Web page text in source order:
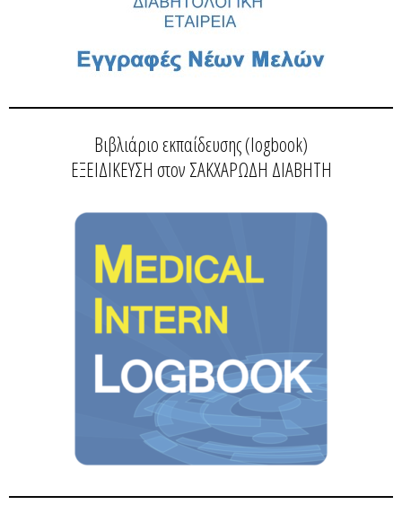
Βιβλιάριο εκπαίδευσης (logbook)
ΕΞΕΙΔΙΚΕΥΣΗ στον ΣΑΚΧΑΡΩΔΗ ΔΙΑΒΗΤΗ